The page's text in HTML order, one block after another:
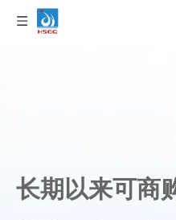
长期以来可商​​